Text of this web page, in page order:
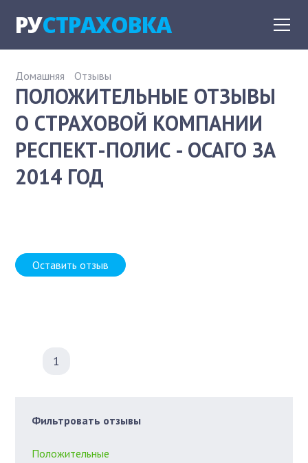
РУСТРАХОВКА
Домашняя Отзывы
ПОЛОЖИТЕЛЬНЫЕ ОТЗЫВЫ
О СТРАХОВОЙ КОМПАНИИ
РЕСПЕКТ-ПОЛИС - ОСАГО ЗА
2014 ГОД
Оставить отзыв
1
Фильтровать отзывы
Положительные